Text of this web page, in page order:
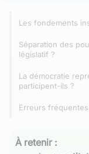
Les fondements
Séparation des
législatif ?
La démocratie
participent-ils ?
Erreurs
À retenir :